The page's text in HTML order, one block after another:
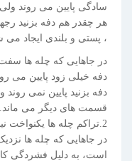
سادگی پایین می روند
هر چقدر هم دفه بزنید
، پستی و بلندی ایجاد می
در جاهایی که چله ها
دفه خیلی زود پایین می
دفه بزنید پایین نمی روند
قسمت های دیگر می ماند.
2.تراکم چله ها یکنواخت نیست
در جاهایی که چله ها نزدیک
است، به دلیل فشردگی